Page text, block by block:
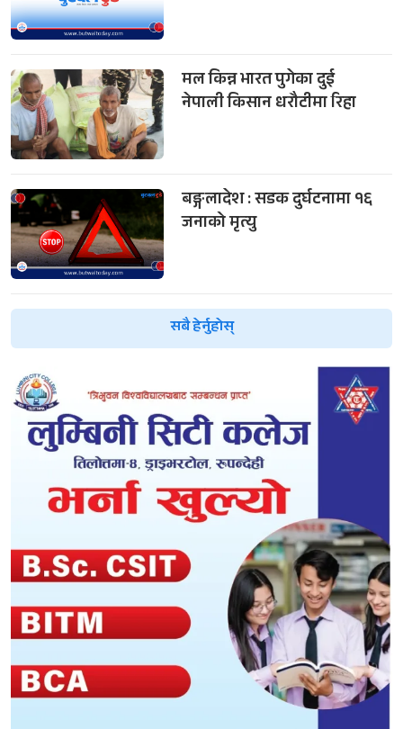
मल किन्न भारत पुगेका दुई
नेपाली किसान धरौटीमा रिहा
बङ्गलादेश : सडक दुर्घटनामा १६
जनाको मृत्यु
सबै हेर्नुहोस्